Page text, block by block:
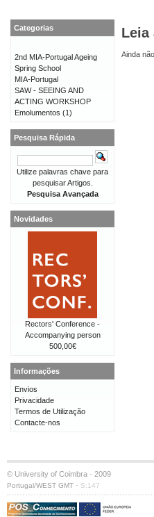
Leia
Ainda
Categorias
2nd MIA-Portugal Ageing
Spring School
MIA-Portugal
SAW - SEEING AND
ACTING WORKSHOP
Emolumentos (1)
Pesquisa Rápida
Utilize palavras chave para
pesquisar Artigos.
Pesquisa Avançada
Novidades
Rectors' Conference -
Accompanying person
500,00€
Informações
Envios
Privacidade
Termos de Utilização
Contacte-nos
© University of Coimbra · 2009
Portugal/WEST GMT · S:147